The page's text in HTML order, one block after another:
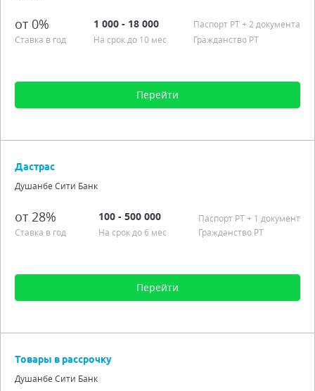
от 0%
Ставка в год
1 000 - 18 000
На срок до 10 мес
Паспорт РT+ 2 документа
Гражданство РТ
Перейти
Процентная ставка от 0,00%
Гражданство РТ
Подробно
Дастрас
Душанбе Сити Банк
от 28%
Ставка в год
100 - 500 000
На срок до 6 мес
Паспорт РT + 1 документ
Гражданство РТ
Перейти
Процентная ставка от 0,00% до 28,00%
Гражданство РТ
Товары в рассрочку
Душанбе Сити Банк